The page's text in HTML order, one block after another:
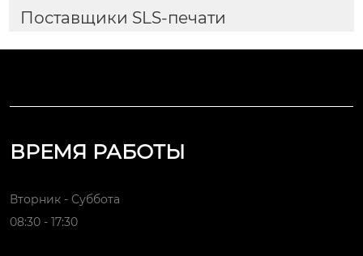
Поставщики SLS-печати
ВРЕМЯ РАБОТЫ
Вторник - Суббота
08:30 - 17:30